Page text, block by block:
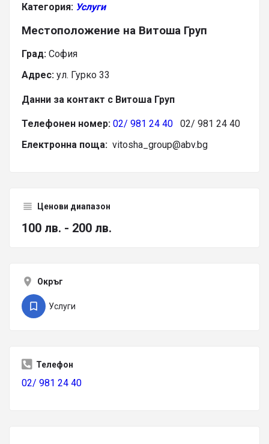
Категория: Услуги
Местоположение на Витоша Груп
Град: София
Адрес: ул. Гурко 33
Данни за контакт с Витоша Груп
Телефонен номер: 02/ 981 24 40 02/ 981 24 40
Електронна поща: vitosha_group@abv.bg
Ценови диапазон
100 лв. - 200 лв.
Окръг
Услуги
Телефон
02/ 981 24 40